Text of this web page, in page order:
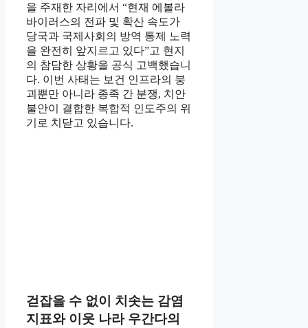
을 주재한 자리에서 “현재 에볼라
바이러스의 전파 및 확산 속도가
당국과 국제사회의 방역 통제 노력
을 완전히 앞지르고 있다”고 현지
의 참담한 상황을 공식 고백했습니
다. 이번 사태는 보건 인프라의 붕
괴뿐만 아니라 종족 간 분쟁, 치안
불안이 결합한 복합적 인도주의 위
기로 치닫고 있습니다.
걷잡을 수 없이 치솟는 감염
지표와 이웃 나라 우간다의